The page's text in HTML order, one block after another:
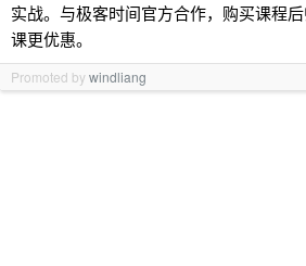
实战。与极客时间官方合作，购买课程
课更优惠。
Promoted bywindliang